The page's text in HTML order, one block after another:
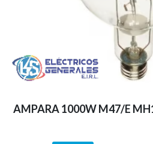
AMPARA 1000W M47/E